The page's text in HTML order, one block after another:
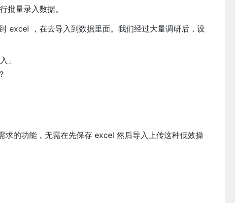
批量录入数据。
excel ，在去导入到数据里面。我们经过大量调研后，设
」
求的功能，无需在先保存 excel 然后导入上传这种低效操